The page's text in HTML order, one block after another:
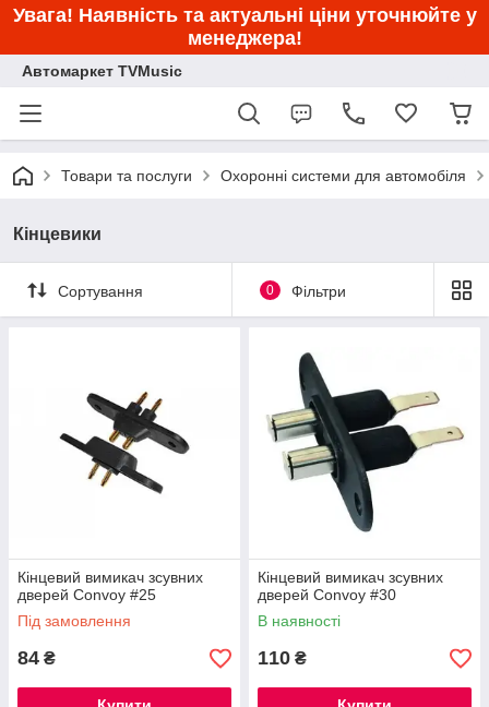
Увага! Наявність та актуальні ціни уточнюйте у
менеджера!
Автомаркет TVMusic
Товари та послуги Охоронні системи для автомобіля
Кінцевики
Сортування 0 Фільтри
Кінцевий вимикач зсувних
дверей Convoy #25
Під замовлення
84 ₴
Кінцевий вимикач зсувних
дверей Convoy #30
В наявності
110 ₴